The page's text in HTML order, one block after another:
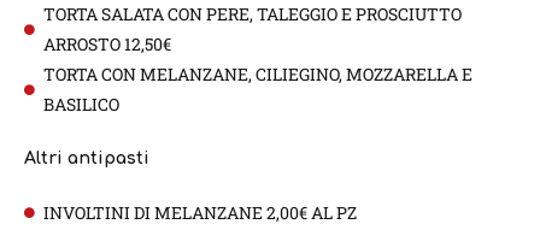
TORTA SALATA CON PERE, TALEGGIO E PROSCIUTTO
ARROSTO 12,50€
TORTA CON MELANZANE, CILIEGINO, MOZZARELLA E
BASILICO
Altri antipasti
INVOLTINI DI MELANZANE 2,00€ AL PZ